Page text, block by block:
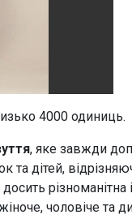
4000 одиниць.
, яке завжди
дітей,
різноманітна
чоловіче та